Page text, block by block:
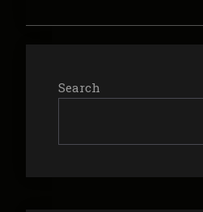
Search